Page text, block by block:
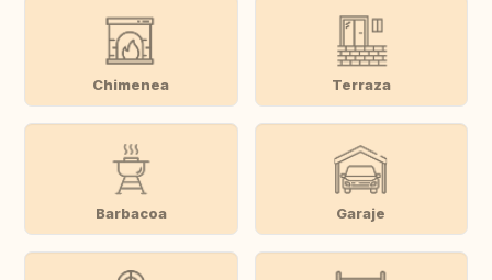
Chimenea Terraza
Barbacoa Garaje